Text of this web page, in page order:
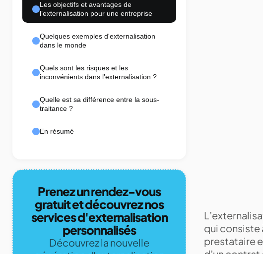
Les objectifs et avantages de
l’externalisation pour une entreprise
Quelques exemples d'externalisation
dans le monde
Quels sont les risques et les
inconvénients dans l’externalisation ?
Quelle est sa différence entre la sous-
traitance ?
En résumé
Prenez un rendez-vous
gratuit et découvrez nos
services d'externalisation
personnalisés
Découvrez la nouvelle
qui consiste
prestataire